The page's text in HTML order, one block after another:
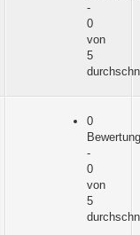
-
0
von
5
0
-
0
von
5